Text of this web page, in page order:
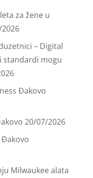
za žene u
– Digital
standardi mogu
Đakovo
20/07/2026
Đakovo
Milwaukee alata